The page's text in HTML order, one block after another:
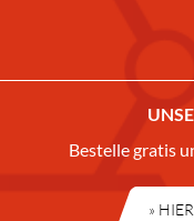
Bestelle gratis
»